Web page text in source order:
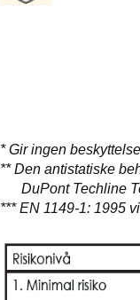
Måler tiden
materiale på
Måler
å
* Gir ingen
** Den antistatiske
DuPont Techline
*** EN 1149-1: 1995